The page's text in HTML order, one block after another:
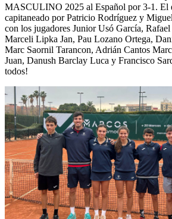
MASCULINO 2025 al Español por 3-1. El
capitaneado por Patricio Rodríguez y
con los jugadores Junior Usó García,
Marceli Lipka Jan, Pau Lozano Ortega,
Marc Saornil Tarancon, Adrián Cantos
Juan, Danush Barclay Luca y Francisco
todos!